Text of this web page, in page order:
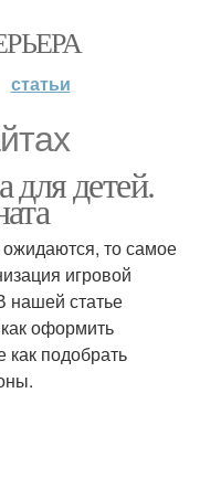
статьи
для детей.
то самое
игровой
нашей статье
оформить
как подобрать